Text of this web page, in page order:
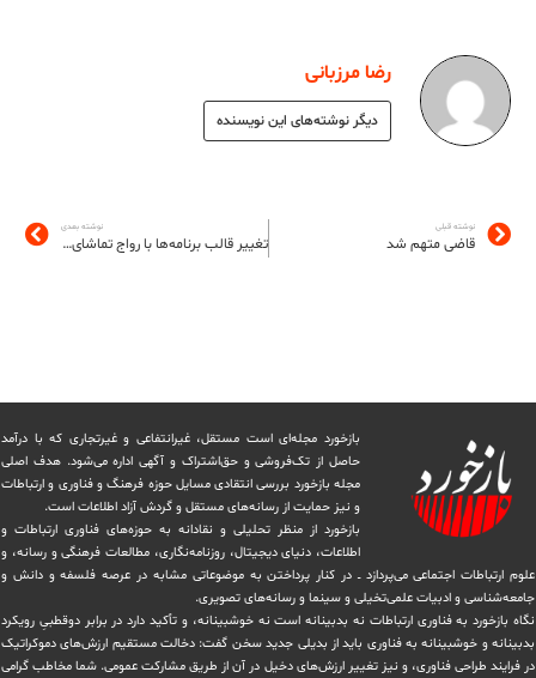
رضا مرزبانی
دیگر نوشته‌های این نویسنده
نوشته قبلی
قاضی متهم شد
نوشته بعدی
تغییر قالب برنامه‌ها با رواج تماشای ویدیو در موبایل
بازخورد مجله‌ای است مستقل، غیرانتفاعی و غیرتجاری که با درآمد
حاصل از تک‌فروشی و حق‌اشتراک و آگهی اداره می‌شود. ‏هدف اصلی
مجله بازخورد بررسی انتقادی مسایل حوزه فرهنگ و فناوری و ارتباطات
و نیز حمایت از رسانه‌های مستقل و‌ گردش ‏آزاد اطلاعات است.
بازخورد از منظر تحلیلی و نقادانه به حوزه‌های فناوری ارتباطات و
اطلاعات، دنیای دیجیتال، روزنامه‌نگاری، ‏مطالعات فرهنگی و رسانه، و
علوم ارتباطات اجتماعی می‌پردازد ــ در کنار پرداختن به موضوعاتی مشابه در عرصه فلسفه و دانش و
‏جامعه‌شناسی و ادبیات علمی‌تخیلی و سینما و رسانه‌های تصویری.
نگاه بازخورد به فناوری ارتباطات نه بدبینانه است نه خوشبینانه، و تأکید دارد ‏در برابر دوقطبیِ رویکرد
بدبینانه و خوشبینانه به فناوری باید از بدیلی جدید سخن گفت: دخالت مستقیم ارزش‌های دموکراتیک
در ‏فرایند طراحی فناوری، و نیز تغییر ارزش‌های دخيل در آن از طریق مشاركت عمومی. شما مخاطب گرامی